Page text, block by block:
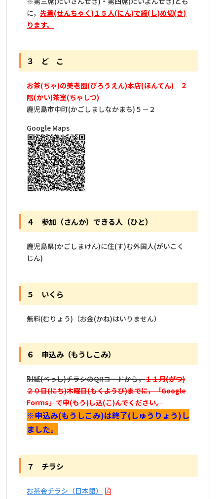
に，先着(せんちゃく)１５人(にん)で締(し)め切(き)
ります。
３ ど こ
お茶(ちゃ)の美老園(びろうえん)本店(ほんてん) ２
階(かい)茶室(ちゃしつ)
鹿児島市中町(かごしましなかまち)５－２
Google Maps
４ 参加（さんか）できる人（ひと）
鹿児島県(かごしまけん)に住(す)む外国人(がいこく
じん)
５ いくら
無料(むりょう)（お金(かね)はいりません）
６ 申込み（もうしこみ）
別紙(べっし)チラシのQRコードから，１１月(がつ)
２０日(にち)木曜日(もくようび)までに，「Google
Forms」で申(もう)し込(こ)んでください。
※申込み(もうしこみ)は終了(しゅうりょう)し
ました。
７ チラシ
お茶会チラシ（日本語）